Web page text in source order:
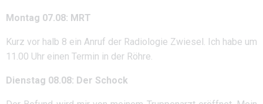
Montag 07.08: MRT
Kurz vor halb 8 ein Anruf der Radiologie Zwiesel. Ich habe um
11.00 Uhr einen Termin in der Röhre.
Dienstag 08.08: Der Schock